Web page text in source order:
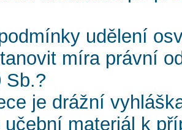
udělení
míra právní
Sb.?
je drážní
učební materiál k